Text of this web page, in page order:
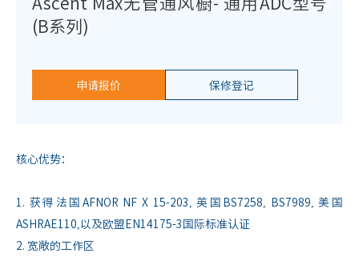
(B系列)
申请报价 保修登记
核心优势：
1. 获得法国AFNOR NF X 15-203, 英国BS7258, BS7989, 美国
ASHRAE110,以及欧盟EN14175-3国际标准认证
2. 宽敞的工作区